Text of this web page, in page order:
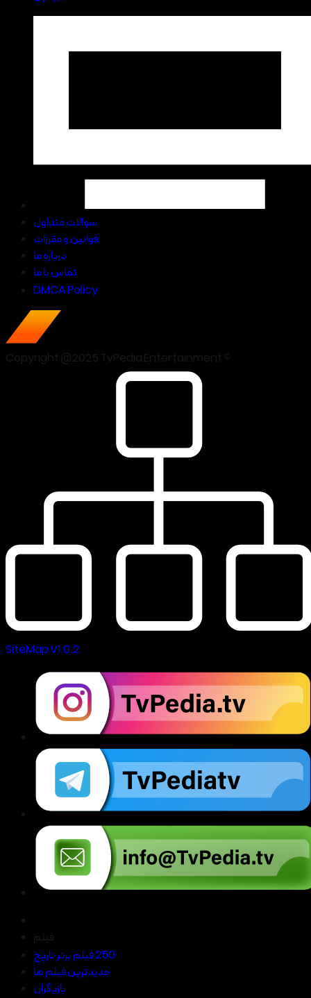
سوالات متداول
قوانین و مقررات
درباره ما
تماس با ما
DMCA Policy
SiteMap V1.0.2
250 فیلم برتر تاریخ
جدیدترین فیلم ها
بازیگران